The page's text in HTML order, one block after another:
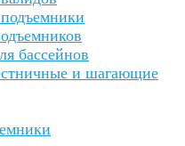
бассейнов
и шагающие